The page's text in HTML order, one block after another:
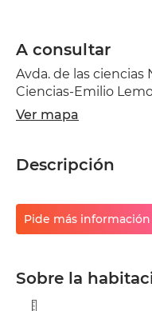
A consultar
Avda. de las ciencias
Ciencias-Emilio
Ver mapa
Descripción
Pide más información
Sobre la